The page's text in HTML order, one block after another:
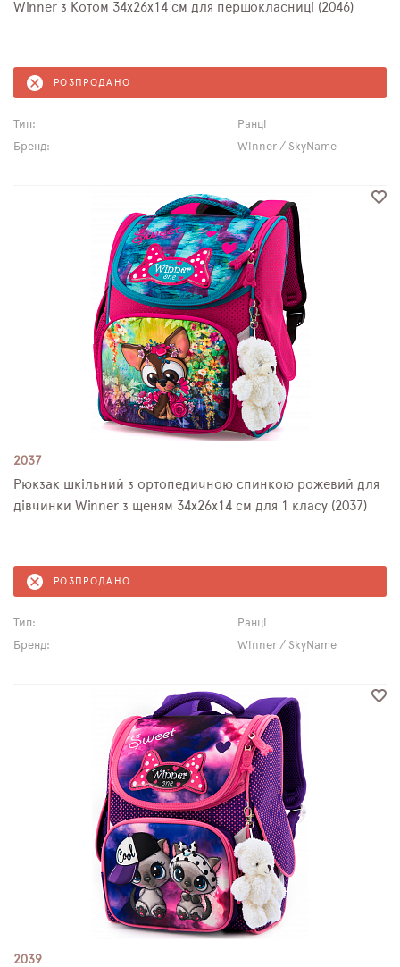
Winner з Котом 34х26х14 см для першокласниці (2046)
РОЗПРОДАНО
Тип:
Ранці
Бренд:
Winner / SkyName
2037
Рюкзак шкільний з ортопедичною спинкою рожевий для
дівчинки Winner з щеням 34х26х14 см для 1 класу (2037)
РОЗПРОДАНО
Тип:
Ранці
Бренд:
Winner / SkyName
2039